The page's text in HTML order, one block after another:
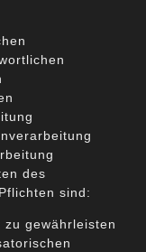
des
sind:
gewährleisten